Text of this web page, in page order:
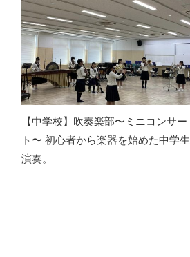
【中学校】吹奏楽部〜ミニコンサー
ト〜 初心者から楽器を始めた中学
演奏。